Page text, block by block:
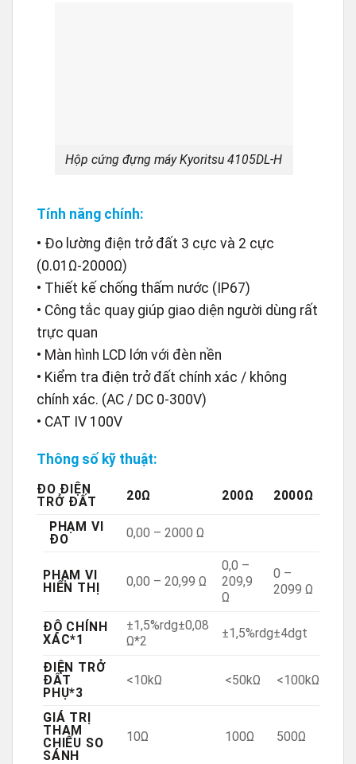
Hộp cứng đựng máy Kyoritsu 4105DL-H
Tính năng chính:
• Đo lường điện trở đất 3 cực và 2 cực
(0.01Ω-2000Ω)
• Thiết kế chống thấm nước (IP67)
• Công tắc quay giúp giao diện người dùng rất
trực quan
• Màn hình LCD lớn với đèn nền
• Kiểm tra điện trở đất chính xác / không
chính xác. (AC / DC 0-300V)
• CAT Ⅳ 100V
Thông số kỹ thuật:
ĐO ĐIỆN
TRỞ ĐẤT
20Ω 200Ω 2000Ω
PHẠM VI
ĐO
0,00 – 2000 Ω
PHẠM VI
HIỂN THỊ
0,00 – 20,99 Ω
0,0 –
209,9
Ω
0 –
2099 Ω
ĐỘ CHÍNH
XÁC*1
±1,5%rdg±0,08
Ω*2
±1,5%rdg±4dgt
ĐIỆN TRỞ
ĐẤT
PHỤ*3
<10kΩ <50kΩ <100kΩ
GIÁ TRỊ
THAM
CHIẾU SO
SÁNH
10Ω 100Ω 500Ω